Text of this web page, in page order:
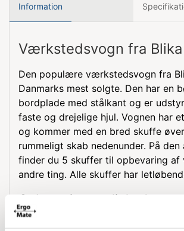
Information
Værkstedsvogn fra Blika
Den populære værkstedsvogn fra
Danmarks mest solgte. Den har en
bordplade med stålkant og er
faste og drejelige hjul. Vognen har
og kommer med en bred skuffe
rummeligt skab nedenunder. På den
finder du 5 skuffer til opbevaring
andre ting. Alle skuffer har
Opbevaringsmuligheder